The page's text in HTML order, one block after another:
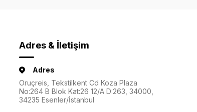
Adres & İletişim
Adres
Oruçreis, Tekstilkent Cd Koza Plaza
No:264 B Blok Kat:26 12/A D:263, 34000,
34235 Esenler/İstanbul